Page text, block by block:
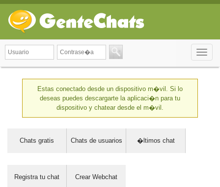
Toggle
Estas conectado desde un dispositivo m�vil. Si lo
deseas puedes descargarte la aplicaci�n para tu
dispositivo y chatear desde el m�vil.
Chats gratis Chats de usuarios �ltimos chat
Registra tu chat Crear Webchat